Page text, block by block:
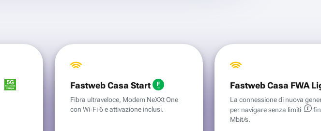
Fastweb Casa Start
Fibra ultraveloce, Modem NeXXt One
con Wi‑Fi 6 e attivazione inclusi.
Fastweb Casa FWA
La connessione di nuova
per navigare senza limiti
Mbit/s.